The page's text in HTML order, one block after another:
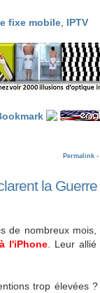
fixe mobile IPTV
Permalink -
la
de nombreux mois,
l'iPhone. Leur allié
trop élevées